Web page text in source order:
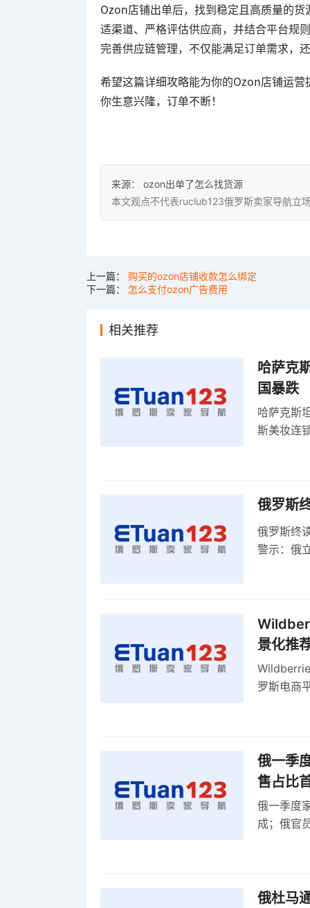
Ozon店铺出单后，找到稳定且高质量的
适渠道、严格评估供应商，并结合平台规
完善供应链管理，不仅能满足订单需求，
希望这篇详细攻略能为你的Ozon店铺运
你生意兴隆，订单不断！
来源：
ozon出单了怎么找货源
本文观点不代表ruclub123俄罗斯卖家导航立
上一篇： 购买的ozon店铺收款怎么绑定
下一篇： 怎么支付ozon广告费用
相关推荐
哈萨克
国暴跌
哈萨克斯
斯美妆连
俄罗斯
俄罗斯终
警示：俄
景化推
罗斯电商
俄一季
售占比
俄一季度
成；俄官
俄杜马